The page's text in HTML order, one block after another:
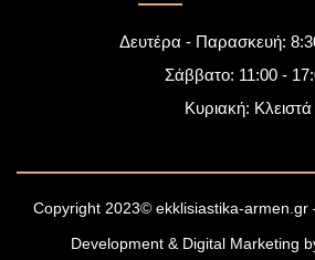
Δευτέρα - Παρασκευή:
Σάββατο: 11:00 -
Κυριακή: Κλειστά
Copyright 2023© ekklisiastika-armen.gr
Development & Digital Marketing